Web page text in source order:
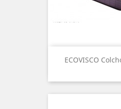
ECOVISCO